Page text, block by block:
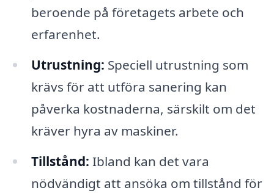
beroende på företagets arbete och
erfarenhet.
Utrustning: Speciell utrustning som
krävs för att utföra sanering kan
påverka kostnaderna, särskilt om det
kräver hyra av maskiner.
Tillstånd: Ibland kan det vara
nödvändigt att ansöka om tillstånd för